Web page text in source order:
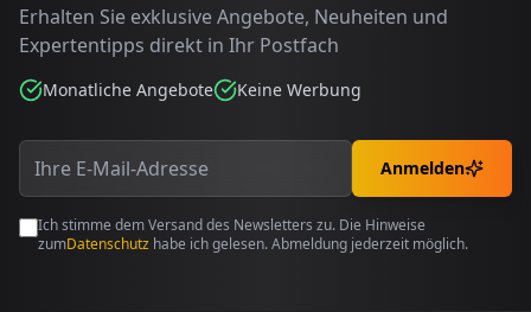
Erhalten Sie exklusive Angebote, Neuheiten und
Expertentipps direkt in Ihr Postfach
Monatliche Angebote Keine Werbung
Anmelden
Ich stimme dem Versand des Newsletters zu. Die Hinweise
zumDatenschutz habe ich gelesen. Abmeldung jederzeit möglich.